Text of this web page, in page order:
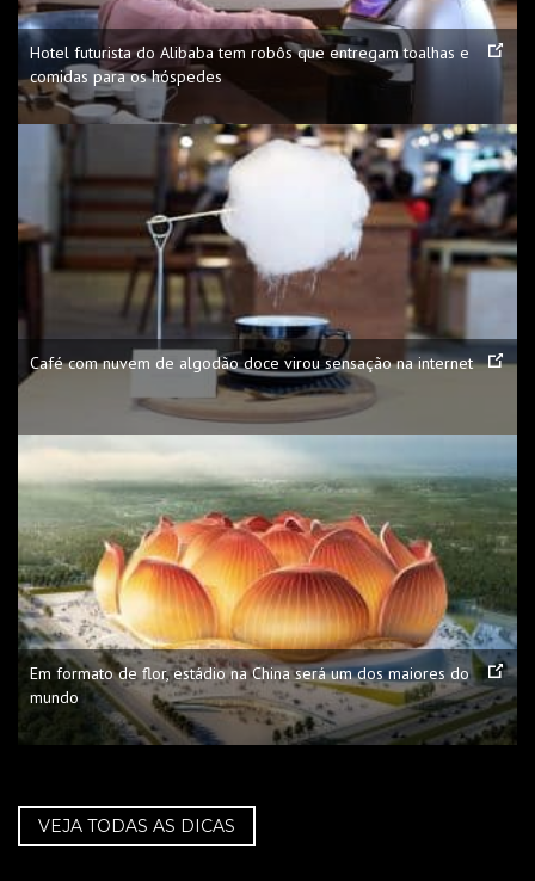
Hotel futurista do Alibaba tem robôs que entregam toalhas e
comidas para os hóspedes
Café com nuvem de algodão doce virou sensação na internet
Em formato de flor, estádio na China será um dos maiores do
mundo
VEJA TODAS AS DICAS